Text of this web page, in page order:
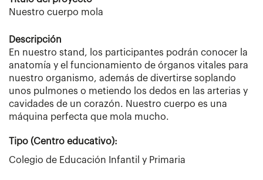
Nuestro cuerpo mola
Descripción
En nuestro stand, los participantes podrán conocer la
anatomía y el funcionamiento de órganos vitales para
nuestro organismo, además de divertirse soplando
unos pulmones o metiendo los dedos en las arterias y
cavidades de un corazón. Nuestro cuerpo es una
máquina perfecta que mola mucho.
Tipo (Centro educativo):
Colegio de Educación Infantil y Primaria